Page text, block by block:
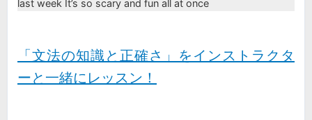
last week It’s so scary and fun all at once
「文法の知識と正確さ 」をインストラクタ
ーと一緒にレッスン！